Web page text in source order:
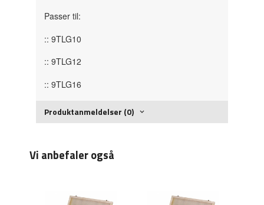
Passer til:
:: 9TLG10
:: 9TLG12
:: 9TLG16
Produktanmeldelser (0)
Vi anbefaler også